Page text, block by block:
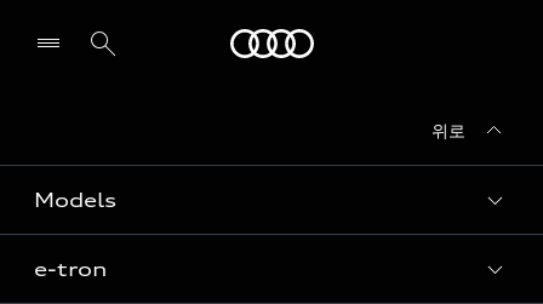
위로
Models
Sedan
e-tron